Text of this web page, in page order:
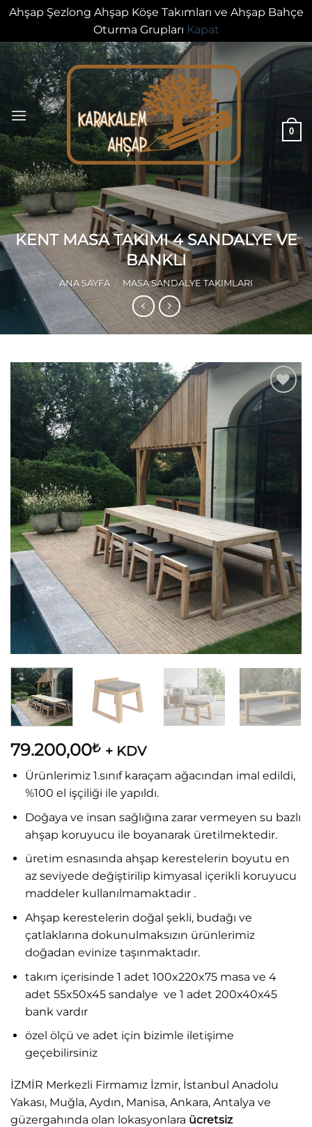
Ahşap Şezlong Ahşap Köşe Takımları ve Ahşap Bahçe
Oturma Grupları Kapat
İçeriğe
atla
0
KENT MASA TAKIMI 4 SANDALYE VE
BANKLI
ANA SAYFA / MASA SANDALYE TAKIMLARI
Add to
wishlist
79.200,00₺ + KDV
Ürünlerimiz 1.sınıf karaçam ağacından imal edildi,
%100 el işçiliği ile yapıldı.
Doğaya ve insan sağlığına zarar vermeyen su bazlı
ahşap koruyucu ile boyanarak üretilmektedir.
üretim esnasında ahşap kerestelerin boyutu en
az seviyede değiştirilip kimyasal içerikli koruyucu
maddeler kullanılmamaktadır .
Ahşap kerestelerin doğal şekli, budağı ve
çatlaklarına dokunulmaksızın ürünlerimiz
doğadan evinize taşınmaktadır.
takım içerisinde 1 adet 100x220x75 masa ve 4
adet 55x50x45 sandalye ve 1 adet 200x40x45
bank vardır
özel ölçü ve adet için bizimle iletişime
geçebilirsiniz
İZMİR Merkezli Firmamız İzmir, İstanbul Anadolu
Yakası, Muğla, Aydın, Manisa, Ankara, Antalya ve
güzergahında olan lokasyonlara ücretsiz